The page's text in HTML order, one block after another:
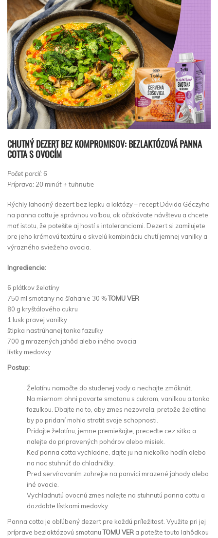
CHUTNÝ DEZERT BEZ KOMPROMISOV: BEZLAKTÓZOVÁ PANNA
COTTA S OVOCÍM
Počet porcií: 6
Príprava: 20 minút + tuhnutie
Rýchly lahodný dezert bez lepku a laktózy – recept Dávida Géczyho
na panna cottu je správnou voľbou, ak očakávate návštevu a chcete
mať istotu, že potešíte aj hostí s intoleranciami. Dezert si zamilujete
pre jeho krémovú textúru a skvelú kombináciu chutí jemnej vanilky a
výrazného sviežeho ovocia.
Ingrediencie:
6 plátkov želatíny
750 ml smotany na šľahanie 30 %TOMU VER
80 g kryštálového cukru
1 lusk pravej vanilky
štipka nastrúhanej tonka fazuľky
700 g mrazených jahôd alebo iného ovocia
lístky medovky
Postup:
Želatínu namočte do studenej vody a nechajte zmäknúť.
Na miernom ohni povarte smotanu s cukrom, vanilkou a tonka
fazuľkou. Dbajte na to, aby zmes nezovrela, pretože želatína
by po pridaní mohla stratiť svoje schopnosti.
Pridajte želatínu, jemne premiešajte, preceďte cez sitko a
nalejte do pripravených pohárov alebo misiek.
Keď panna cotta vychladne, dajte ju na niekoľko hodín alebo
na noc stuhnúť do chladničky.
Pred servírovaním zohrejte na panvici mrazené jahody alebo
iné ovocie.
Vychladnutú ovocnú zmes nalejte na stuhnutú panna cottu a
dozdobte lístkami medovky.
Panna cotta je obľúbený dezert pre každú príležitosť. Využite pri jej
príprave bezlaktózovú smotanuTOMU VER a potešte touto lahôdkou